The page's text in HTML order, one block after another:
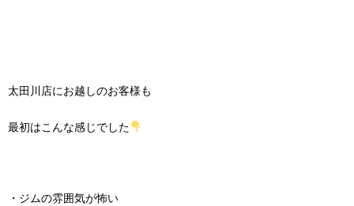
太田川店にお越しのお客様も
最初はこんな感じでした
・ジムの雰囲気が怖い